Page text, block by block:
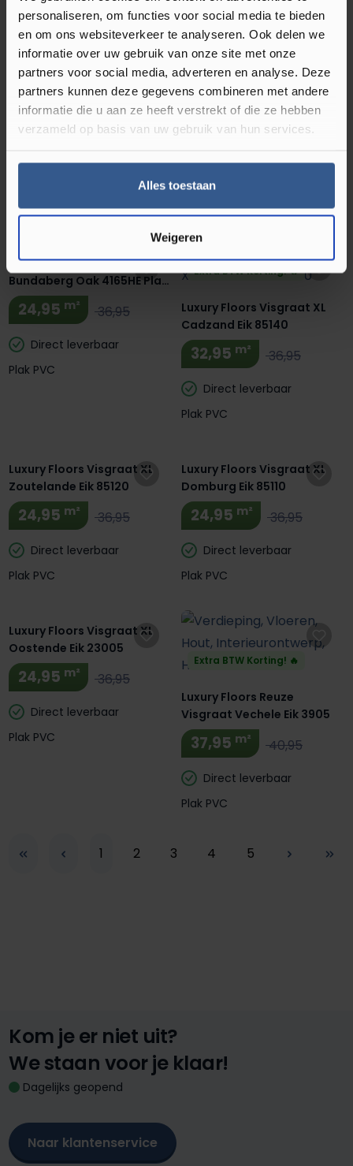
personaliseren, om functies voor social media te bieden
en om ons websiteverkeer te analyseren. Ook delen we
informatie over uw gebruik van onze site met onze
partners voor social media, adverteren en analyse. Deze
partners kunnen deze gegevens combineren met andere
informatie die u aan ze heeft verstrekt of die ze hebben
verzameld op basis van uw gebruik van hun services.
Alles toestaan
Weigeren
Direct leverbaar
Plak PVC
Direct leverbaar
Luxury Floors Visgraat XL
Hervey Bay Oak 4164HE Plak
PVC
Plak PVC
Luxury Floors Visgraat XL
Rockhempton Oak 4163HE
Plak PVC
Direct leverbaar
Plak PVC
Luxury Floors Visgraat XL
Bundaberg Oak 4165HE Plak
PVC
24,95 m² 36,95
Direct leverbaar
Plak PVC
Extra BTW Korting! 🔥
Luxury Floors Visgraat XL
Cadzand Eik 85140
32,95 m² 36,95
Direct leverbaar
Plak PVC
Luxury Floors Visgraat XL
Zoutelande Eik 85120
24,95 m² 36,95
Direct leverbaar
Plak PVC
Luxury Floors Visgraat XL
Domburg Eik 85110
24,95 m² 36,95
Direct leverbaar
Plak PVC
Luxury Floors Visgraat XL
Oostende Eik 23005
24,95 m² 36,95
Direct leverbaar
Plak PVC
Extra BTW Korting! 🔥
Luxury Floors Reuze
Visgraat Vechele Eik 3905
37,95 m² 40,95
Direct leverbaar
Plak PVC
Pagina
1 Pagina
2 Pagina
3 Pagina
4 Pagina
5
Kom je er niet uit?
We staan voor je klaar!
Dagelijks geopend
Naar klantenservice